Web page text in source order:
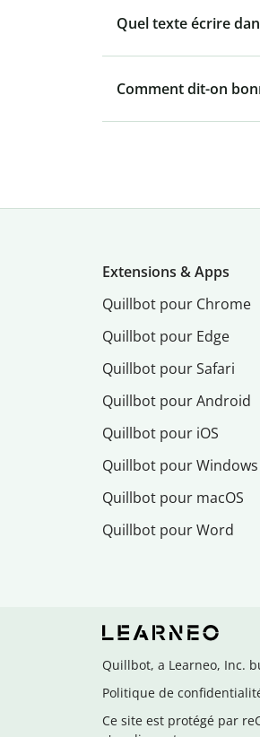
Quel texte écrire
Comment dit-on
Extensions & Apps
Quillbot pour Chrome
Quillbot pour Edge
Quillbot pour Safari
Quillbot pour Android
Quillbot pour iOS
Quillbot pour Windows
Quillbot pour macOS
Quillbot pour Word
Quillbot, a Learneo, Inc.
Politique de
Ce site est protégé par